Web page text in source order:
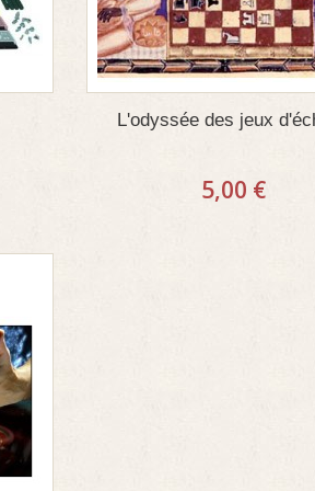
L'odyssée des jeux
5,00 €